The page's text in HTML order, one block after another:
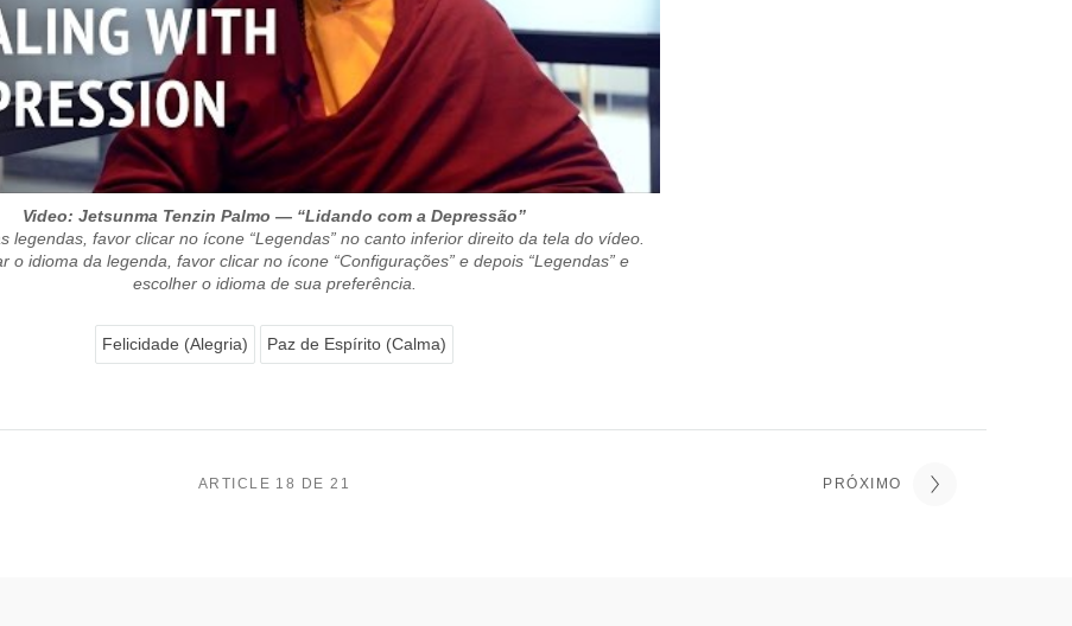
Video: Jetsunma Tenzin Palmo — “Lidando com a Depressão”
legendas, favor clicar no ícone “Legendas” no canto inferior direito da tela do vídeo.
o idioma da legenda, favor clicar no ícone “Configurações” e depois “Legendas” e
escolher o idioma de sua preferência.
Felicidade (Alegria) Paz de Espírito (Calma)
ARTICLE 18 DE 21 PRÓXIMO